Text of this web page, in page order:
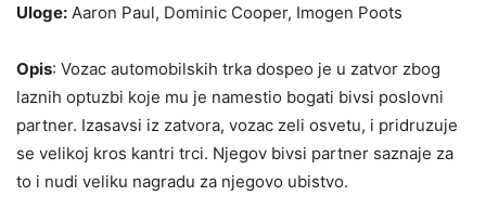
Uloge: Aaron Paul, Dominic Cooper, Imogen Poots
Opis: Vozac automobilskih trka dospeo je u zatvor zbog
laznih optuzbi koje mu je namestio bogati bivsi poslovni
partner. Izasavsi iz zatvora, vozac zeli osvetu, i pridruzuje
se velikoj kros kantri trci. Njegov bivsi partner saznaje za
to i nudi veliku nagradu za njegovo ubistvo.